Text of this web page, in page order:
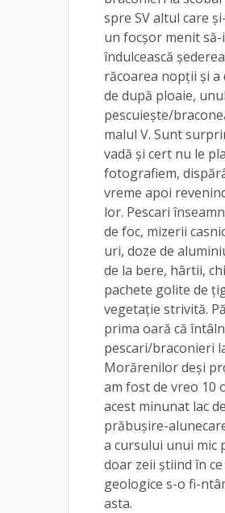
spre SV altul care
un focșor menit să-i
îndulcească
răcoarea nopții și a
de după ploaie, unul
pescuiește/
malul V. Sunt
vadă și cert nu le
fotografiem,
vreme apoi
lor. Pescari
de foc, mizerii
uri, doze de
de la bere, hârtii,
pachete golite de
vegetație strivită.
prima oară că
pescari/braconieri
Morărenilor deși
am fost de vreo 10
acest minunat lac de
prăbușire-
a cursului unui mic
doar zeii știind în
geologice s-o fi-
asta.